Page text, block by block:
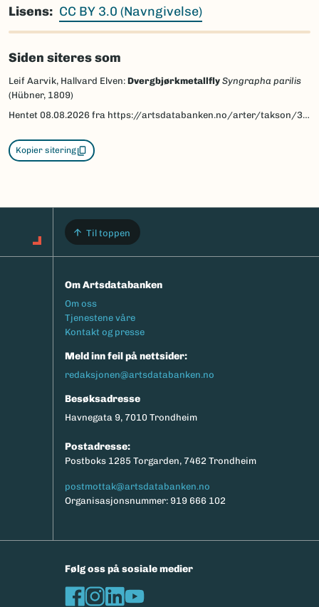
Lisens
CC BY 3.0 (Navngivelse)
Siden siteres som
Leif Aarvik, Hallvard Elven: Dvergbjørkmetallfly Syngrapha parilis
(Hübner, 1809)
Hentet 08.08.2026 fra https://artsdatabanken.no/arter/takson/30560/beskrivelse
Kopier sitering
Til toppen
Om Artsdatabanken
Footermeny
Om oss
Tjenestene våre
Kontakt og presse
Meld inn feil på nettsider:
redaksjonen@artsdatabanken.no
Besøksadresse
Havnegata 9, 7010 Trondheim
Postadresse:
Postboks 1285 Torgarden, 7462 Trondheim
postmottak@artsdatabanken.no
Organisasjonsnummer: 919 666 102
Følg oss på sosiale medier